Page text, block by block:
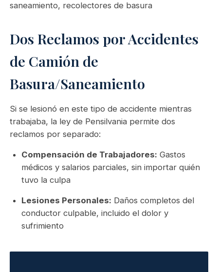
saneamiento, recolectores de basura
Dos Reclamos por Accidentes
de Camión de
Basura/Saneamiento
Si se lesionó en este tipo de accidente mientras
trabajaba, la ley de Pensilvania permite dos
reclamos por separado:
Compensación de Trabajadores: Gastos
médicos y salarios parciales, sin importar quién
tuvo la culpa
Lesiones Personales: Daños completos del
conductor culpable, incluido el dolor y
sufrimiento